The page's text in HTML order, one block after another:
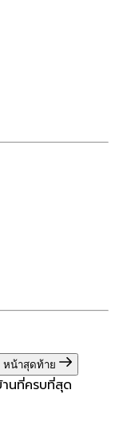
หน้าสุดท้าย
นที่ครบที่สุด